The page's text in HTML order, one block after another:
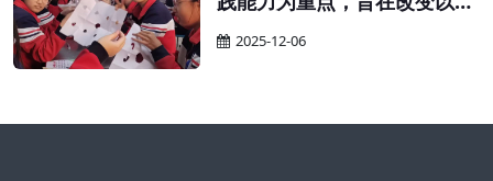
只重视书本知识、忽视实践能
力的教育现象。在实施素质教
2025-12-06